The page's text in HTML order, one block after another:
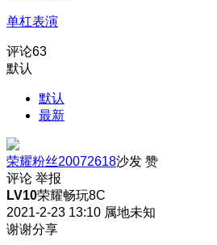
单杠表演
评论63
默认
默认
最新
荣耀粉丝20072618沙发 赞
评论 举报
LV10荣耀畅玩8C
2021-2-23 13:10 属地未知
谢谢分享